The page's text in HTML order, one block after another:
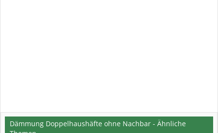
Dämmung Doppelhaushäfte ohne Nachbar - Ähnliche